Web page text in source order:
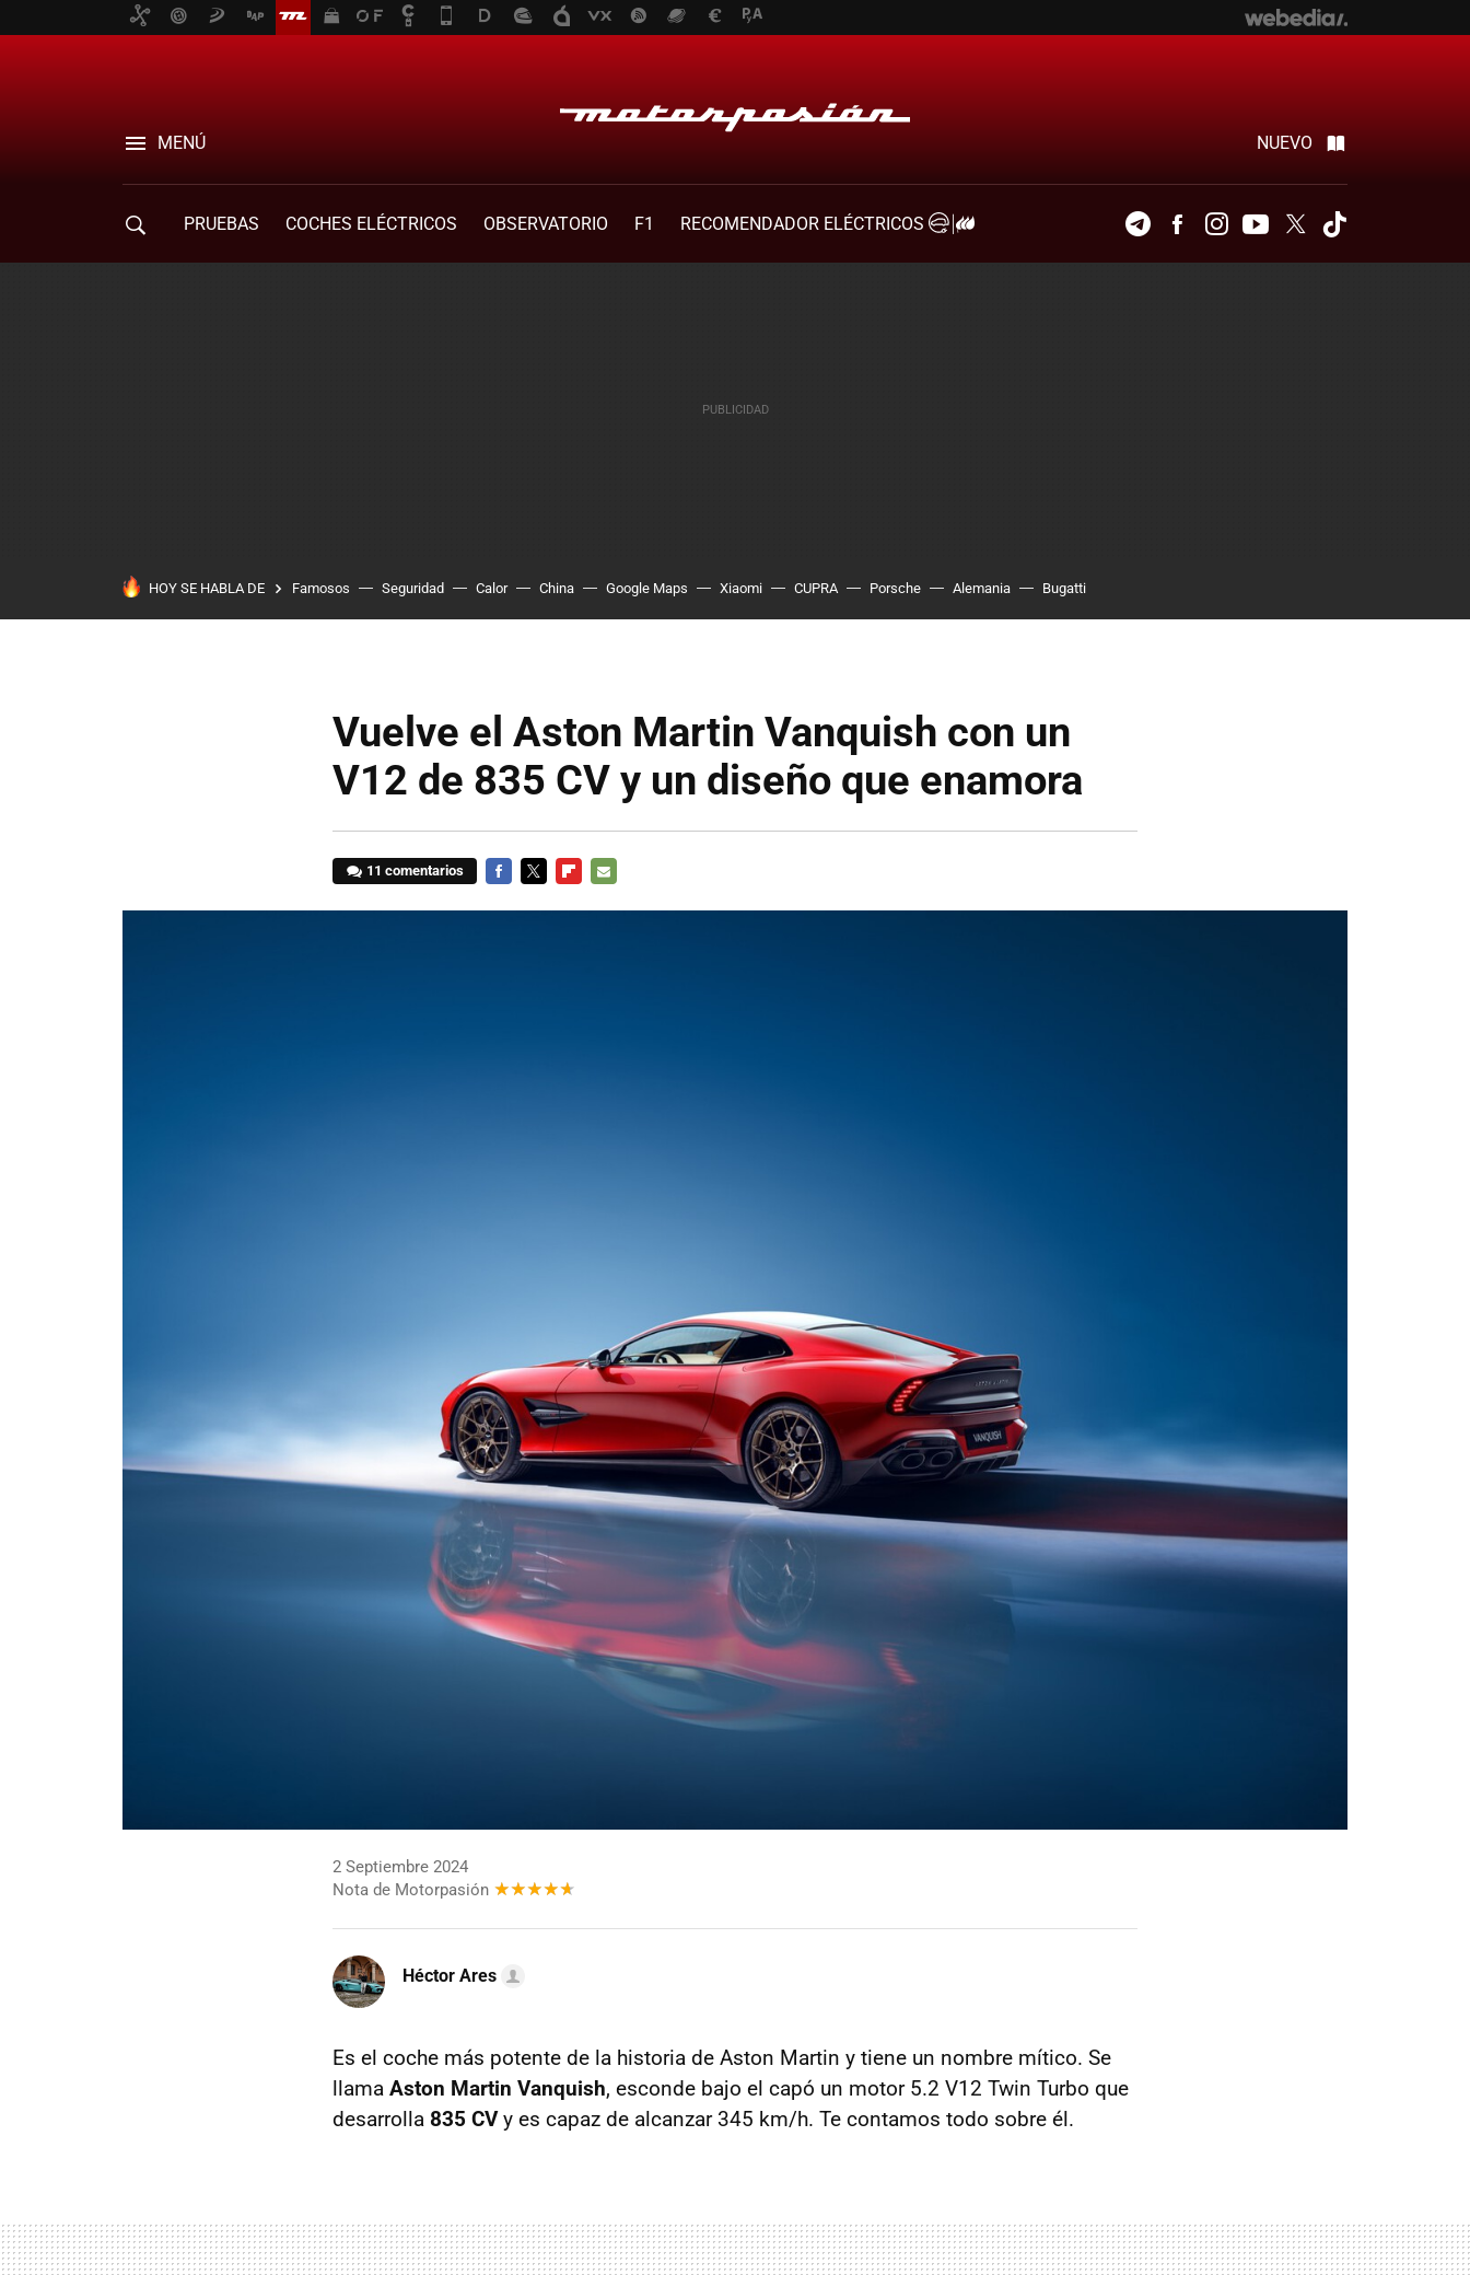
MENÚ NUEVO
PRUEBAS COCHES ELÉCTRICOS OBSERVATORIO F1
RECOMENDADOR ELÉCTRICOS
TelegramFacebookInstagramYoutubeTwitter
HOY SE HABLA DE Famosos Seguridad Calor China Google Maps Xiaomi CUPRA Porsche Alemania Bugatti
Vuelve el Aston Martin Vanquish con un
V12 de 835 CV y un diseño que enamora
11 comentarios
2 Septiembre 2024
Nota de Motorpasión
Héctor Ares
Es el coche más potente de la historia de Aston Martin y tiene un nombre mítico. Se
llama Aston Martin Vanquish, esconde bajo el capó un motor 5.2 V12 Twin Turbo que
desarrolla 835 CVy es capaz de alcanzar 345 km/h. Te contamos todo sobre él.